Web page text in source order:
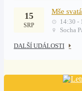
15
SRP
Mše svatá
14:30 -
Socha
DALŠÍ UDÁLOSTI